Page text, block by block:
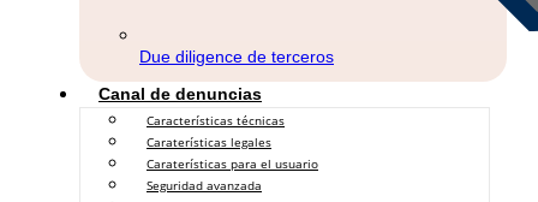
Due diligence de terceros
Canal de denuncias
Características técnicas
Caraterísticas legales
Caraterísticas para el usuario
Seguridad avanzada